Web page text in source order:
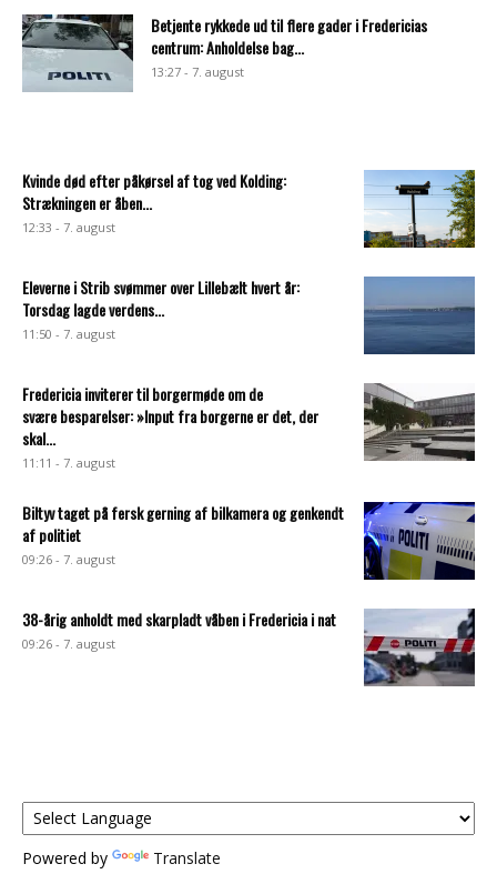
Betjente rykkede ud til flere gader i Fredericias
centrum: Anholdelse bag...
13:27 - 7. august
Kvinde død efter påkørsel af tog ved Kolding:
Strækningen er åben...
12:33 - 7. august
Eleverne i Strib svømmer over Lillebælt hvert år:
Torsdag lagde verdens...
11:50 - 7. august
Fredericia inviterer til borgermøde om de
svære besparelser: »Input fra borgerne er det, der
skal...
11:11 - 7. august
Biltyv taget på fersk gerning af bilkamera og genkendt
af politiet
09:26 - 7. august
38-årig anholdt med skarpladt våben i Fredericia i nat
09:26 - 7. august
Powered by Translate